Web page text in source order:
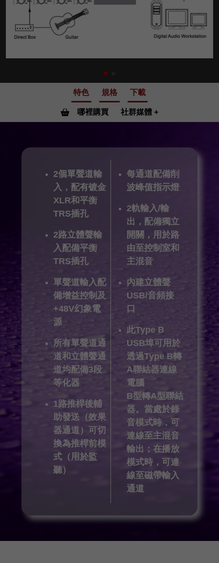
特色 規格 下載
哪裡購買 社群媒體
2個單聲道輸
入，配有镀金
XLR和平衡
TRS插孔
2路立體聲輸
入配備平衡
TRS插孔
單聲道輸入配
備增益控制及
+48V幻象電
源
所有單聲道通
道和立體聲通
道均配備3段
等化器
1路推桿後輔
助發送（效果
器通道）可切
換為推桿前模
式（用於監
聽）
每通道配備削
波峰值指示燈
2軌輸入/輸
出，配備獨立
開關，用於路
由至控制室和
主混音
內建立體聲
USB/音頻接
口
此Type B
USB埠可用於
透過Type B轉
A聯結器連線
電腦
B型轉A型聯結
器。當處於錄
音模式時，可
連線至主混音
輸出；在播放
模式時，可連
線至磁帶輸入
通道